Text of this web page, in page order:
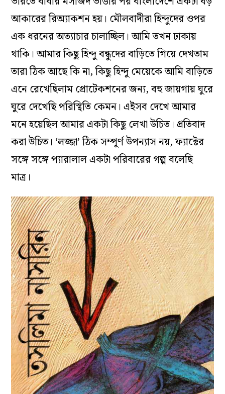
আকারেররিঅ্যাকশনহয়। মৌলবাদীরাহিন্দুদেরওপর
একধরনেরঅত্যাচারচালাচ্ছিল। আমিতখনঢাকায়
থাকি। আমারকিছুহিন্দুবন্ধুদেরবাড়িতেগিয়েদেখতাম
তারাঠিকআছেকিনা,কিছুহিন্দুমেয়েকেআমিবাড়িতে
এনেরেখেছিলামপ্রোটেকশনেরজন্য,বহুজায়গায়ঘুরে
ঘুরেদেখেছিপরিস্থিতিকেমন। এইসবদেখেআমার
মনেহয়েছিলআমারএকটাকিছুলেখাউচিত। প্রতিবাদ
করাউচিত। ‘লজ্জা’ ঠিকসম্পূর্ণউপন্যাসনয়, ফ্যাক্টের
সঙ্গেসঙ্গেপ্যারালালএকটাপরিবারেরগল্পবলেছি
মাত্র।